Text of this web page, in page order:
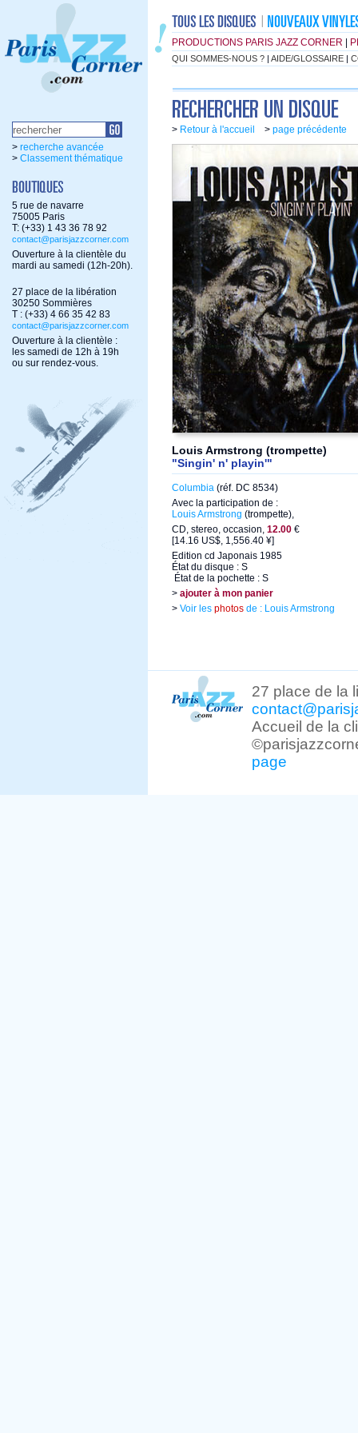
PRODUCTIONS PARIS JAZZ CORNER
QUI SOMMES-NOUS ? | AIDE/GLOSSAIRE |
> recherche avancée
> Classement thématique
5 rue de navarre
75005 Paris
T: (+33) 1 43 36 78 92
contact@parisjazzcorner.com
Ouverture à la clientèle du
mardi au samedi (12h-20h).
27 place de la libération
30250 Sommières
T : (+33) 4 66 35 42 83
contact@parisjazzcorner.com
Ouverture à la clientèle :
les samedi de 12h à 19h
ou sur rendez-vous.
> Retour à l'accueil > page précédente
Louis Armstrong (trompette)
"Singin' n' playin'"
Columbia (réf. DC 8534)
Avec la participation de :
Louis Armstrong (trompette),
CD, stereo, occasion, 12.00 €
[14.16 US$, 1,556.40 ¥]
Edition cd Japonais 1985
État du disque : S
État de la pochette : S
> ajouter à mon panier
> Voir les photos de : Louis Armstrong
27 place de la
Accueil de la
page